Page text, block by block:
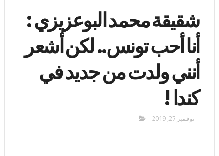
شقيقة محمد البوعزيزي :
أنا أحب تونس.. لكن أشعر
أنني ولدت من جديد في
كندا !
نوفمبر 27, 2019